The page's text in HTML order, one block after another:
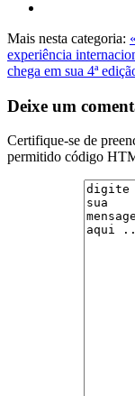
Mais nesta categoria:
experiência
chega em sua 4ª
Deixe um
Certifique-se de
permitido código